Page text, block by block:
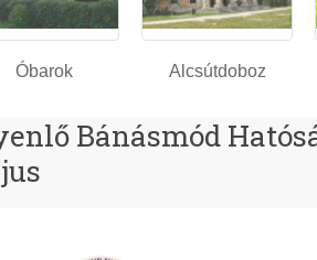
Óbarok Alcsútdoboz
Bánásmód